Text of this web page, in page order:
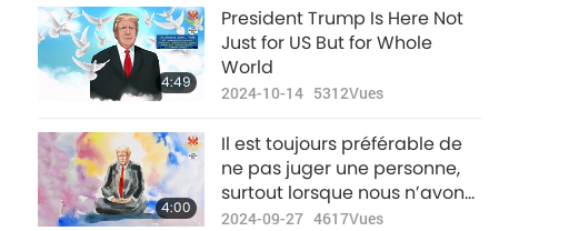
4:49
President Trump Is Here Not
Just for US But for Whole
World
2024-10-14 5312Vues
4:00
Il est toujours préférable de
ne pas juger une personne,
surtout lorsque nous n’avons
pas un œil clairvoyant.
2024-09-27 4617Vues